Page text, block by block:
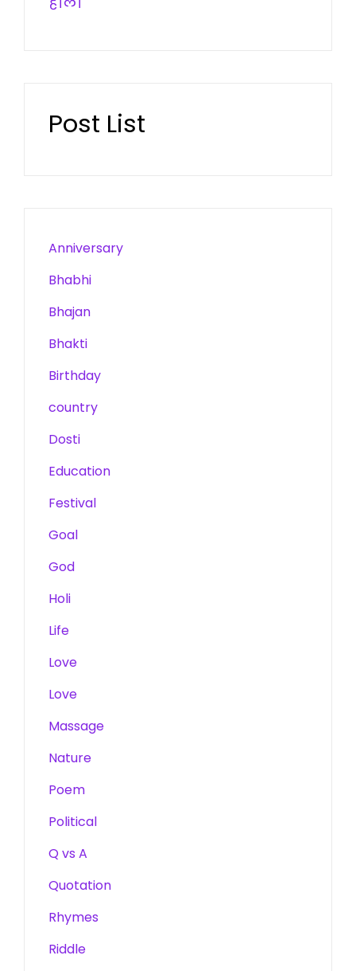
Post List
Anniversary
Bhabhi
Bhajan
Bhakti
Birthday
country
Dosti
Education
Festival
Goal
God
Holi
Life
Love
Love
Massage
Nature
Poem
Political
Q vs A
Quotation
Rhymes
Riddle